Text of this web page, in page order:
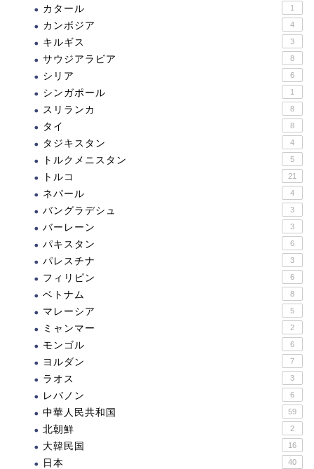
カタール 1
カンボジア 4
キルギス 3
サウジアラビア 8
シリア 6
シンガポール 1
スリランカ 8
タイ 8
タジキスタン 4
トルクメニスタン 5
トルコ 21
ネパール 4
バングラデシュ 3
バーレーン 3
パキスタン 6
パレスチナ 3
フィリピン 6
ベトナム 8
マレーシア 5
ミャンマー 2
モンゴル 6
ヨルダン 7
ラオス 3
レバノン 6
中華人民共和国 59
北朝鮮 2
大韓民国 16
日本 40